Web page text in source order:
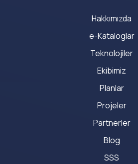
Hakkımızda
e-Kataloglar
Teknolojiler
Ekibimiz
Planlar
Projeler
Partnerler
Blog
SSS